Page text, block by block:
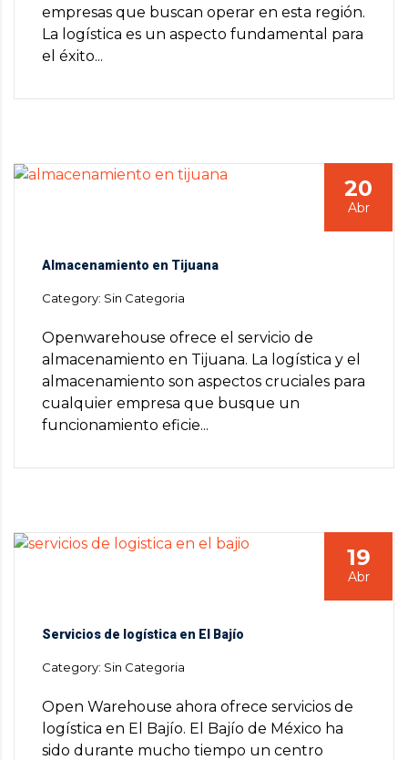
empresas que buscan operar en esta región.
La logística es un aspecto fundamental para
el éxito...
20
Abr
Almacenamiento en Tijuana
Category: Sin Categoria
Openwarehouse ofrece el servicio de
almacenamiento en Tijuana. La logística y el
almacenamiento son aspectos cruciales para
cualquier empresa que busque un
funcionamiento eficie...
19
Abr
Servicios de logística en El Bajío
Category: Sin Categoria
Open Warehouse ahora ofrece servicios de
logística en El Bajío. El Bajío de México ha
sido durante mucho tiempo un centro